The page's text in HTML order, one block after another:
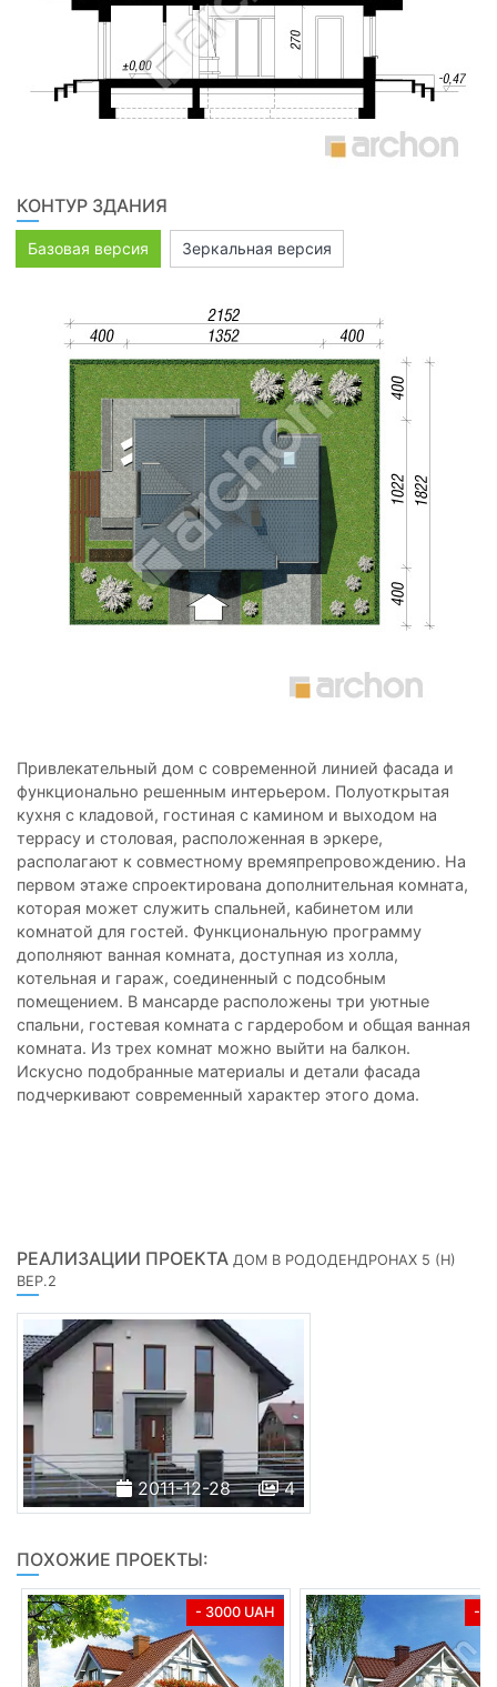
КОНТУР ЗДАНИЯ
Базовая версия Зеркальная версия
Привлекательный дом с современной линией фасада и
функционально решенным интерьером. Полуоткрытая
кухня с кладовой, гостиная с камином и выходом на
террасу и столовая, расположенная в эркере,
располагают к совместному времяпрепровождению. На
первом этаже спроектирована дополнительная комната,
которая может служить спальней, кабинетом или
комнатой для гостей. Функциональную программу
дополняют ванная комната, доступная из холла,
котельная и гараж, соединенный с подсобным
помещением. В мансарде расположены три уютные
спальни, гостевая комната с гардеробом и общая ванная
комната. Из трех комнат можно выйти на балкон.
Искусно подобранные материалы и детали фасада
подчеркивают современный характер этого дома.
РЕАЛИЗАЦИИ ПРОЕКТА ДОМ В РОДОДЕНДРОНАХ 5 (H)
ВЕР.2
2011-12-28 4
ПОХОЖИЕ ПРОЕКТЫ:
- 3000 UAH -